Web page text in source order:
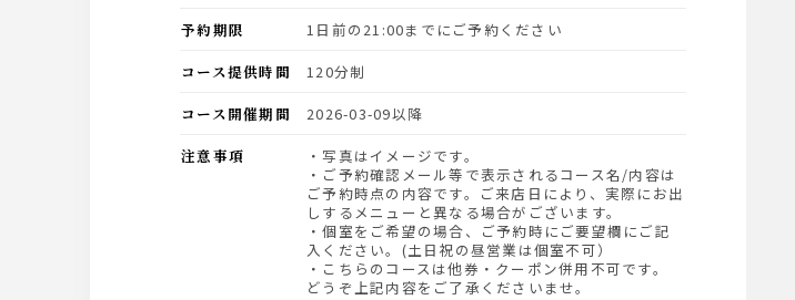
予約期限
1日前の21:00までにご予約ください
コース提供時間
120分制
コース開催期間
2026-03-09以降
注意事項
・写真はイメージです。
・ご予約確認メール等で表示されるコース名/内容は
ご予約時点の内容です。ご来店日により、実際にお出
しするメニューと異なる場合がございます。
・個室をご希望の場合、ご予約時にご要望欄にご記
入ください。(土日祝の昼営業は個室不可）
・こちらのコースは他券・クーポン併用不可です。
どうぞ上記内容をご了承くださいませ。